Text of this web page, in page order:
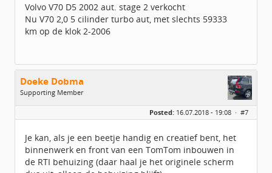
Volvo V70 D5 2002 aut. stage 2 verkocht
Nu V70 2,0 5 cilinder turbo aut, met slechts 59333
km op de klok 2-2006
Doeke Dobma
Supporting Member
Geslacht:
n/a
Geregistreerd:08 / 2014
Posted: 16.07.2018 - 19:08 · #7
Je kan, als je een beetje handig en creatief bent, het
binnenwerk en front van een TomTom inbouwen in
de RTI behuizing (daar haal je het originele scherm